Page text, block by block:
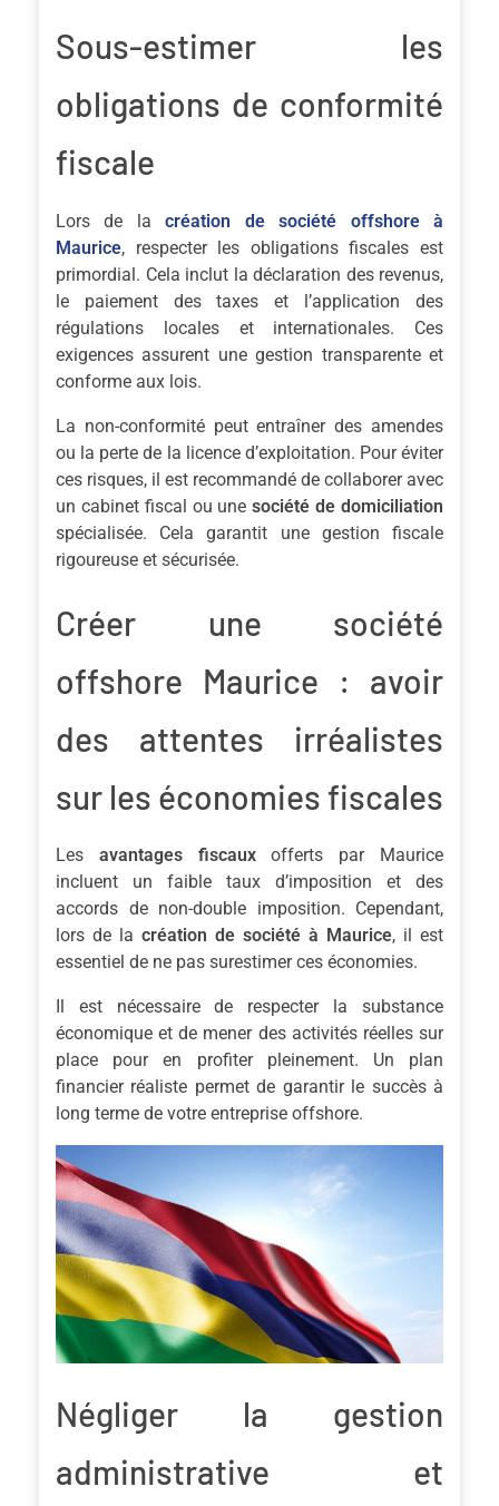
Sous-estimer les
obligations de conformité
fiscale
Lors de lacréation de société offshore à
Maurice, respecter les obligations fiscales est
primordial. Cela inclut la déclaration des revenus,
le paiement des taxes et l’application des
régulations locales et internationales. Ces
exigences assurent une gestion transparente et
conforme aux lois.
La non-conformité peut entraîner des amendes
ou la perte de la licence d’exploitation. Pour éviter
ces risques, il est recommandé de collaborer avec
un cabinet fiscal ou unesociété de domiciliation
spécialisée. Cela garantit une gestion fiscale
rigoureuse et sécurisée.
Créer une société
offshore Maurice : avoir
des attentes irréalistes
sur les économies fiscales
Les avantages fiscauxofferts par Maurice
incluent un faible taux d’imposition et des
accords de non-double imposition. Cependant,
lors de la création de société à Maurice, il est
essentiel de ne pas surestimer ces économies.
Il est nécessaire de respecter la substance
économique et de mener des activités réelles sur
place pour en profiter pleinement. Un plan
financier réaliste permet de garantir le succès à
long terme de votre entreprise offshore.
Négliger la gestion
administrative et